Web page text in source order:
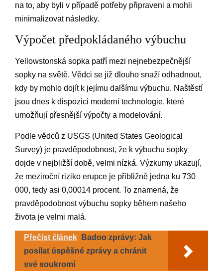
na to, aby byli v případě potřeby připraveni a mohli
minimalizovat následky.
Výpočet předpokládaného výbuchu
Yellowstonská sopka patří mezi nejnebezpečnější
sopky na světě. Vědci se již dlouho snaží odhadnout,
kdy by mohlo dojít k jejímu dalšímu výbuchu. Naštěstí
jsou dnes k dispozici moderní technologie, které
umožňují přesnější výpočty a modelování.
Podle vědců z USGS (United States Geological
Survey) je pravděpodobnost, že k výbuchu sopky
dojde v nejbližší době, velmi nízká. Výzkumy ukazují,
že meziroční riziko erupce je přibližně jedna ku 730
000, tedy asi 0,00014 procent. To znamená, že
pravděpodobnost výbuchu sopky během našeho
života je velmi malá.
Přečíst článek
Badoo zprávy: Jak
posílat úspěšné zprávy a chránit
své soukromí